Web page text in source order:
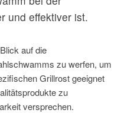
und effektiver ist.
auf die
zu werfen, um
Grillrost geeignet
zu
versprechen.